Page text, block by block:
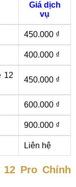
Giá dịch
vụ
450.000 ₫
400.000 ₫
12
450.000 ₫
600.000 ₫
900.000 ₫
Liên hệ
Pro Chính